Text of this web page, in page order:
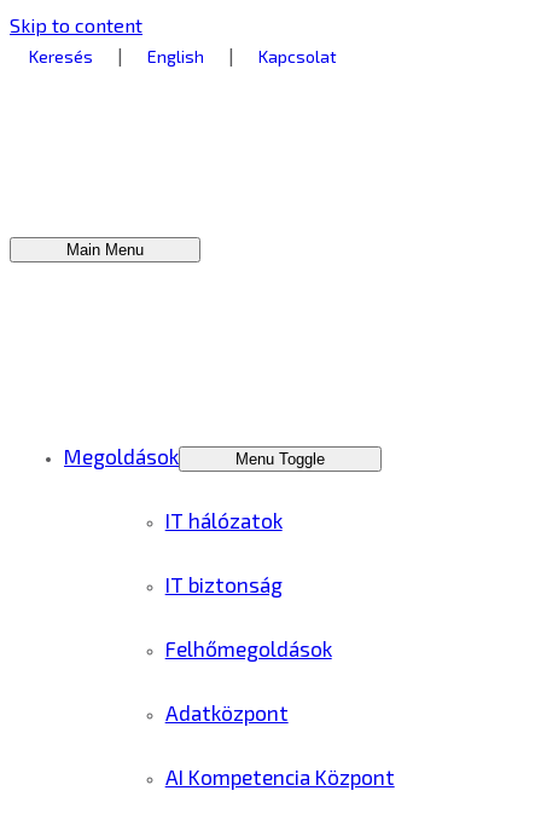
Skip to content
Keresés | English | Kapcsolat
Main Menu
Megoldások Menu Toggle
IT hálózatok
IT biztonság
Felhőmegoldások
Adatközpont
AI Kompetencia Központ